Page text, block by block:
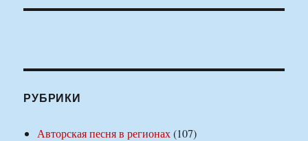
РУБРИКИ
Авторская песня в регионах(107)